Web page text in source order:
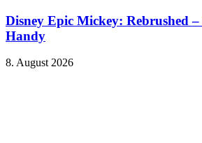
Disney Epic Mickey: Rebrushed
Handy
8. August 2026